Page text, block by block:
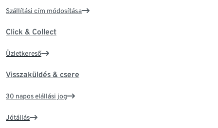
Szállítási cím módosítása
Click & Collect
Üzletkereső
Visszaküldés & csere
30 napos elállási jog
Jótállás